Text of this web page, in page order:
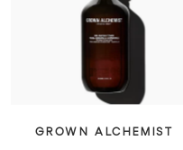
GROWN ALCHEMIST